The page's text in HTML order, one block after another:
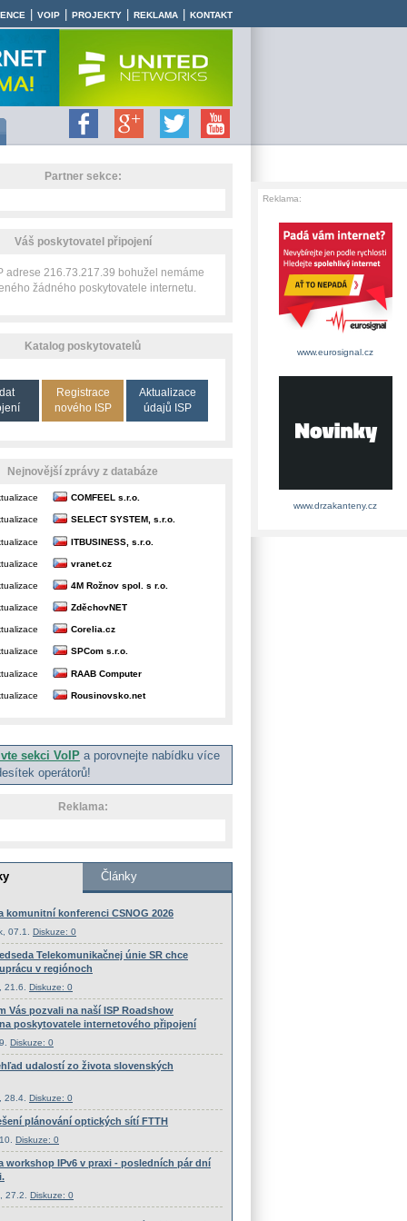
VOIP PROJEKTY REKLAMA KONTAKT
Partner sekce:
Váš poskytovatel připojení
adrese 216.73.217.39 bohužel nemáme
žádného poskytovatele internetu.
Katalog poskytovatelů
Registrace
nového ISP
Aktualizace
údajů ISP
Nejnovější zprávy z databáze
COMFEEL s.r.o.
SELECT SYSTEM, s.r.o.
ITBUSINESS, s.r.o.
vranet.cz
4M Rožnov spol. s r.o.
ZděchovNET
Corelia.cz
SPCom s.r.o.
RAAB Computer
Rousinovsko.net
sekci VoIP a porovnejte nabídku více
operátorů!
Reklama:
Reklama:
www.eurosignal.cz
www.drzakanteny.cz